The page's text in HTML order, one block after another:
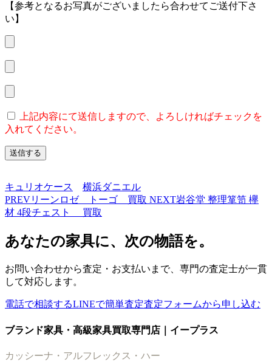
【参考となるお写真がございましたら合わせてご送付下さ
い】
上記内容にて送信しますので、よろしければチェックを
入れてください。
キュリオケース
横浜ダニエル
PREVリーンロゼ トーゴ 買取 NEXT岩谷堂 整理箪笥 欅
材 4段チェスト 買取
あなたの家具に、次の物語を。
お問い合わせから査定・お支払いまで、専門の査定士が一貫
して対応します。
電話で相談するLINEで簡単査定査定フォームから申し込む
ブランド家具・高級家具買取専門店｜イープラス
カッシーナ・アルフレックス・ハー